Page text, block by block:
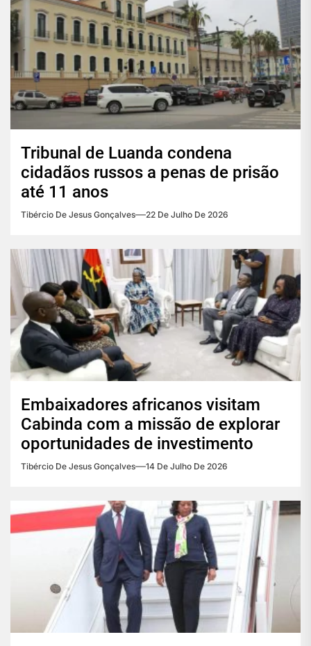
Tribunal de Luanda condena
cidadãos russos a penas de prisão
até 11 anos
Tibércio De Jesus Gonçalves 22 De Julho De 2026
Embaixadores africanos visitam
Cabinda com a missão de explorar
oportunidades de investimento
Tibércio De Jesus Gonçalves 14 De Julho De 2026